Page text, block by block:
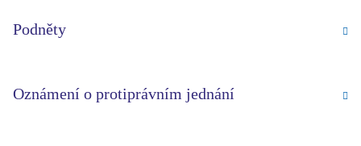
Podněty
Oznámení o protiprávním jednání